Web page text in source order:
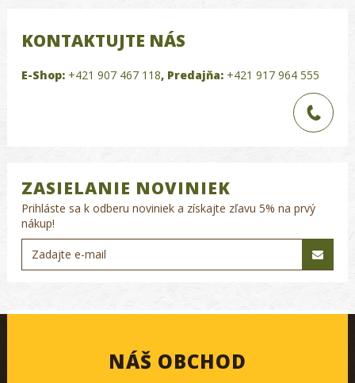
KONTAKTUJTE NÁS
E-Shop: +421 907 467 118, Predajňa: +421 917 964 555
ZASIELANIE NOVINIEK
Prihláste sa k odberu noviniek a získajte zľavu 5% na prvý
nákup!
NÁŠ OBCHOD